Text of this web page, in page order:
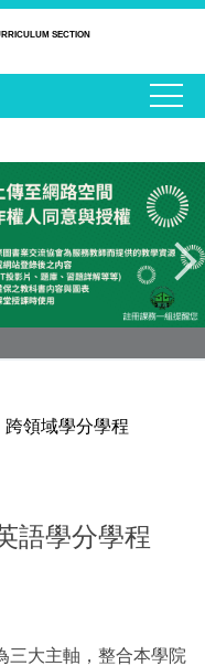
SECTION
跨領域學分學程
語學分學程
三大主軸，整合本學院